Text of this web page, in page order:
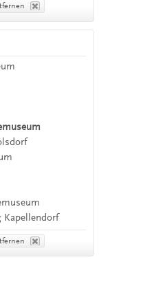
Kapellendorf